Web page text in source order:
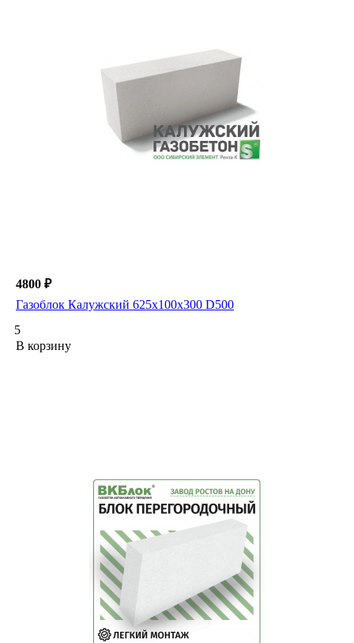
4800 ₽
Газоблок Калужский 625х100х300 D500
5
В корзину